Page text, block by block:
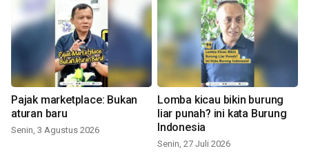
Pajak marketplace: Bukan
aturan baru
Senin, 3 Agustus 2026
Lomba kicau bikin burung
liar punah? ini kata Burung
Indonesia
Senin, 27 Juli 2026